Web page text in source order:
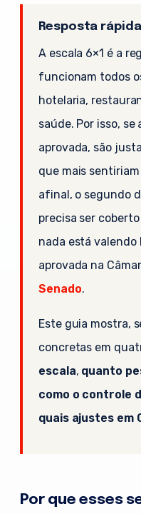
Resposta rápida
A escala 6×1 é a
funcionam todos
hotelaria,
saúde. Por isso,
aprovada, são
que mais
afinal, o segundo
precisa ser
nada está valendo
aprovada na
Senado.
Este guia mostra,
concretas em
escala, quanto
como o controle
quais ajustes em
Por que esses